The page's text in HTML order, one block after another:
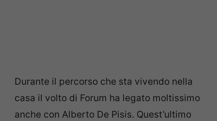
Durante il percorso che sta vivendo nella
casa il volto di Forum ha legato moltissimo
anche con Alberto De Pisis. Quest’ultimo